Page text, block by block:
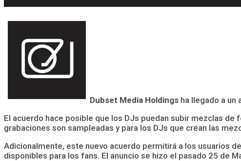
Dubset Media Holdings ha llegado a un
El acuerdo hace posible que los DJs puedan subir mezclas
grabaciones son sampleadas y para los DJs que crean las
Adicionalmente, este nuevo acuerdo permitirá a los usuarios
disponibles para los fans. El anuncio se hizo el pasado 25 de